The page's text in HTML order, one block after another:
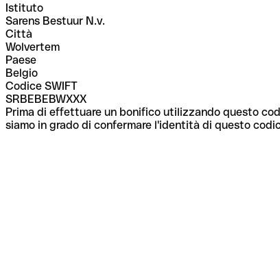
Istituto
Sarens Bestuur N.v.
Città
Wolvertem
Paese
Belgio
Codice SWIFT
SRBEBEBWXXX
Prima di effettuare un bonifico utilizzando questo
siamo in grado di confermare l'identità di questo